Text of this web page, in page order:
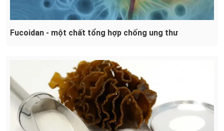
Fucoidan - một chất tổng hợp chống ung thư